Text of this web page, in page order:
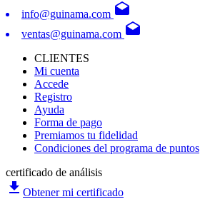
info@guinama.com drafts
ventas@guinama.com drafts
CLIENTES
Mi cuenta
Accede
Registro
Ayuda
Forma de pago
Premiamos tu fidelidad
Condiciones del programa de puntos
certificado de análisis
file_download Obtener mi certificado